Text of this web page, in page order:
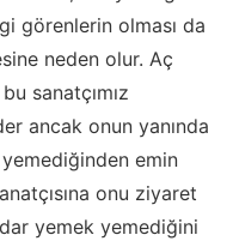
görenlerin olması da
neden olur. Aç
sanatçımız
ancak onun yanında
emin
onu ziyaret
yemek yemediğini